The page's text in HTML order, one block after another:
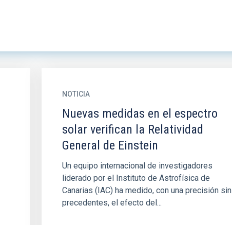
NOTICIA
Nuevas medidas en el espectro
solar verifican la Relatividad
General de Einstein
Un equipo internacional de investigadores
liderado por el Instituto de Astrofísica de
Canarias (IAC) ha medido, con una precisión sin
precedentes, el efecto del...